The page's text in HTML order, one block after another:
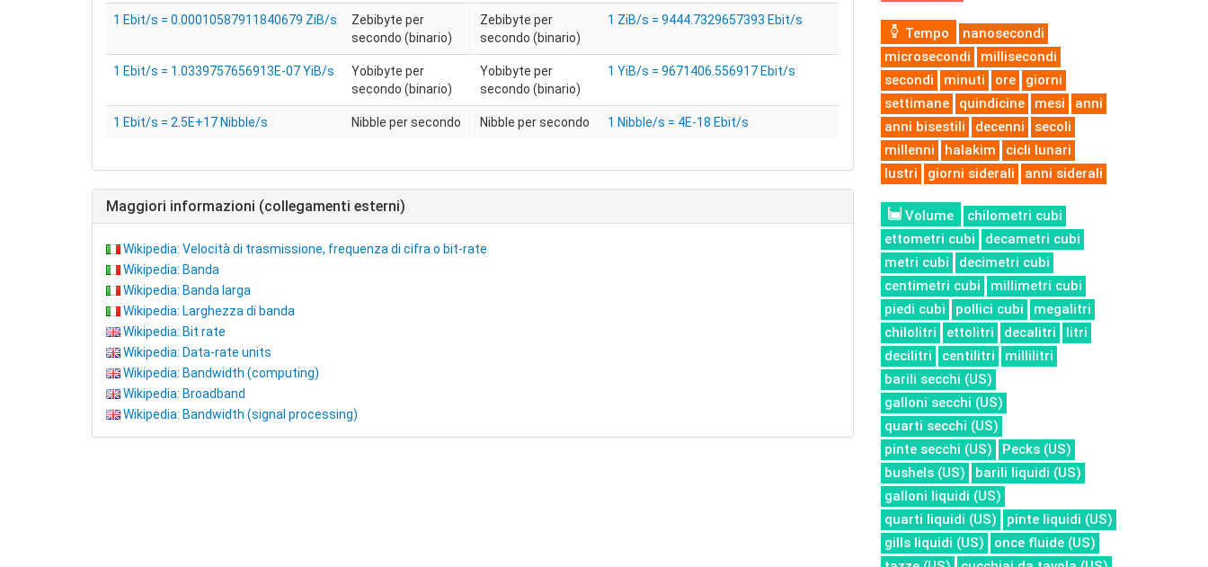
1 Ebit/s = 0.00010587911840679 ZiB/s
Zebibyte per
secondo (binario)
1 Ebit/s = 1.0339757656913E-07 YiB/s
Yobibyte per
secondo (binario)
1 Ebit/s = 2.5E+17 Nibble/s Nibble per secondo
Zebibyte per
secondo (binario)
1 ZiB/s = 9444.7329657393 Ebit/s
Yobibyte per
secondo (binario)
1 YiB/s = 9671406.556917 Ebit/s
Nibble per secondo 1 Nibble/s = 4E-18 Ebit/s
Maggiori informazioni (collegamenti esterni)
Wikipedia: Velocità di trasmissione, frequenza di cifra o bit-rate
Wikipedia: Banda
Wikipedia: Banda larga
Wikipedia: Larghezza di banda
Wikipedia: Bit rate
Wikipedia: Data-rate units
Wikipedia: Bandwidth (computing)
Wikipedia: Broadband
Wikipedia: Bandwidth (signal processing)
Tempo
nanosecondi
microsecondi
millisecondi
secondi
minuti ore
giorni
settimane
quindicine mesi
anni
anni bisestili
decenni
secoli
millenni
halakim
cicli lunari
lustri
giorni siderali anni siderali
Volume
chilometri cubi
ettometri cubi
decametri cubi
metri cubi
decimetri cubi
centimetri cubi
millimetri cubi
piedi cubi
pollici cubi
megalitri
chilolitri
ettolitri decalitri
litri
decilitri
centilitri
millilitri
barili secchi (US)
galloni secchi (US)
quarti secchi (US)
pinte secchi (US)
Pecks (US)
bushels (US)
barili liquidi (US)
galloni liquidi (US)
quarti liquidi (US)
pinte liquidi (US)
gills liquidi (US)
once fluide (US)